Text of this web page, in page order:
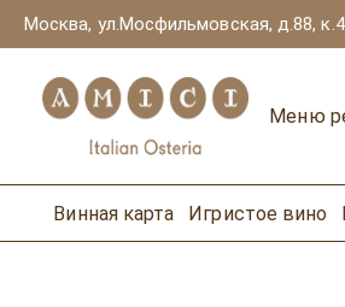
Москва, ул.Мосфильмовская, д.88,
Меню
Винная карта Игристое вино